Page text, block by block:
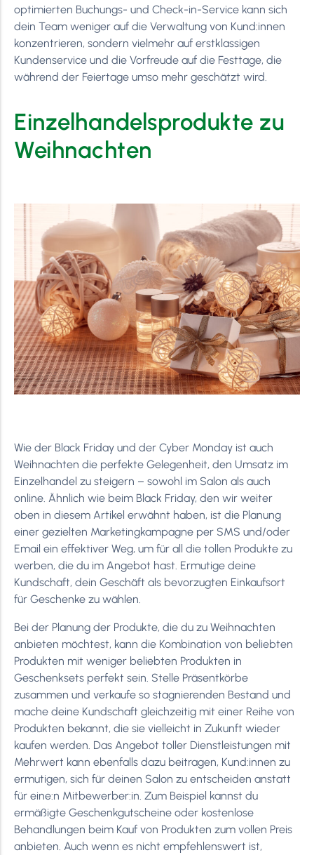
optimierten Buchungs- und Check-in-Service kann sich
dein Team weniger auf die Verwaltung von Kund:innen
konzentrieren, sondern vielmehr auf erstklassigen
Kundenservice und die Vorfreude auf die Festtage, die
während der Feiertage umso mehr geschätzt wird.
Einzelhandelsprodukte zu
Weihnachten
Wie der Black Friday und der Cyber Monday ist auch
Weihnachten die perfekte Gelegenheit, den Umsatz im
Einzelhandel zu steigern – sowohl im Salon als auch
online. Ähnlich wie beim Black Friday, den wir weiter
oben in diesem Artikel erwähnt haben, ist die Planung
einer gezielten Marketingkampagne per SMS und/oder
Email ein effektiver Weg, um für all die tollen Produkte zu
werben, die du im Angebot hast. Ermutige deine
Kundschaft, dein Geschäft als bevorzugten Einkaufsort
für Geschenke zu wählen.
Bei der Planung der Produkte, die du zu Weihnachten
anbieten möchtest, kann die Kombination von beliebten
Produkten mit weniger beliebten Produkten in
Geschenksets perfekt sein. Stelle Präsentkörbe
zusammen und verkaufe so stagnierenden Bestand und
mache deine Kundschaft gleichzeitig mit einer Reihe von
Produkten bekannt, die sie vielleicht in Zukunft wieder
kaufen werden. Das Angebot toller Dienstleistungen mit
Mehrwert kann ebenfalls dazu beitragen, Kund:innen zu
ermutigen, sich für deinen Salon zu entscheiden anstatt
für eine:n Mitbewerber:in. Zum Beispiel kannst du
ermäßigte Geschenkgutscheine oder kostenlose
Behandlungen beim Kauf von Produkten zum vollen Preis
anbieten. Auch wenn es nicht empfehlenswert ist,